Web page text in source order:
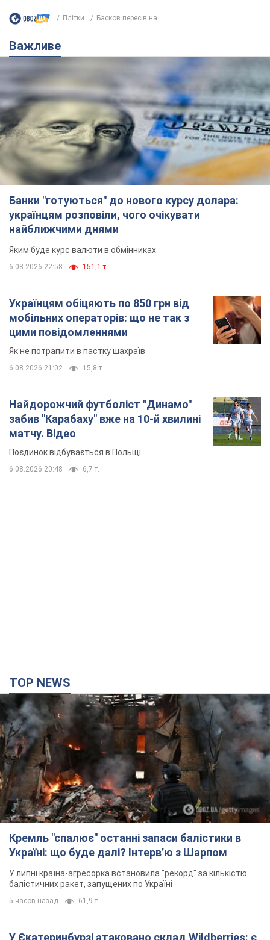
Плітки Басков пересів на...
Важливе
Банки "готуються" до нового курсу долара:
українцям розповіли, чого очікувати
найближчими днями
Яким буде курс валюти в обмінниках
6.08.2026 22:58 151,1 т.
Українцям обіцяють по 850 грн від
мобільних операторів: що не так з
цими повідомленнями
Як не потрапити в пастку шахраїв
6.08.2026 21:02 15,8 т.
Найдорожчий футболіст "Динамо"
забив "Карабаху" вже на 10-й хвилині
матчу. Відео
Поєдинок відбувається в Польщі
6.08.2026 20:48 6,7 т.
TOP NEWS
Кремль "спалює" останні запаси балістики в
Україні: що буде далі? Інтерв’ю з Шарпом
У липні країна-агресорка встановила "рекорд" за кількістю
балістичних ракет, запущених по Україні
5 часов назад 61,9 т.
У Єкатеринбурзі атаковано склад Wildberries: є